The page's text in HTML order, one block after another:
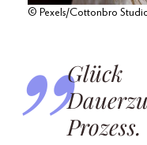
© Pexels/Cottonbro
Prozess.